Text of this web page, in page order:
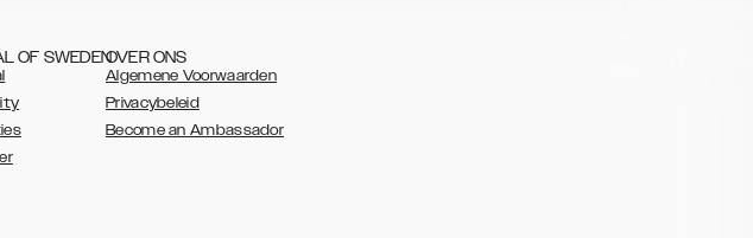
OF SWEDENOVER ONS
Algemene Voorwaarden
Privacybeleid
Become an Ambassador